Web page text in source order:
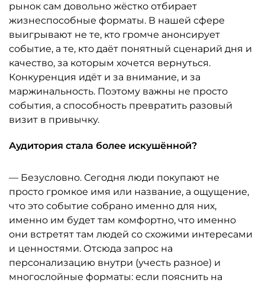
рынок сам довольно жёстко отбирает
жизнеспособные форматы. В нашей сфере
выигрывают не те, кто громче анонсирует
событие, а те, кто даёт понятный сценарий дня и
качество, за которым хочется вернуться.
Конкуренция идёт и за внимание, и за
маржинальность. Поэтому важны не просто
события, а способность превратить разовый
визит в привычку.
Аудитория стала более искушённой?
— Безусловно. Сегодня люди покупают не
просто громкое имя или название, а ощущение,
что это событие собрано именно для них,
именно им будет там комфортно, что именно
они встретят там людей со схожими интересами
и ценностями. Отсюда запрос на
персонализацию внутри (учесть разное) и
многослойные форматы: если пояснить на